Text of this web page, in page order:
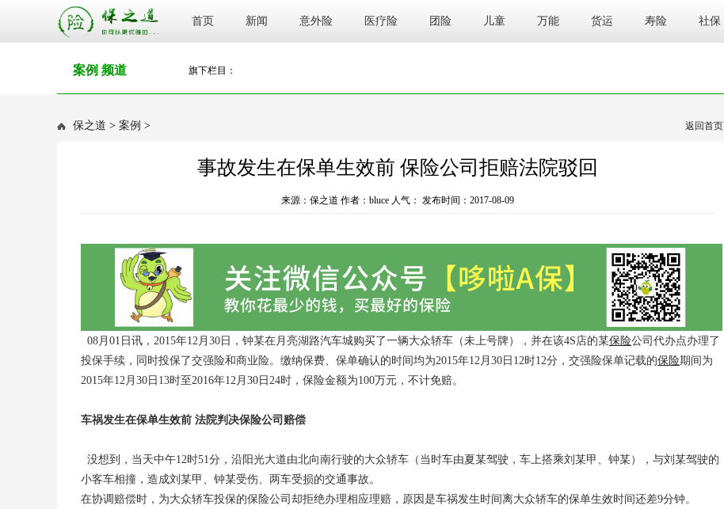
首页 新闻 意外险 医疗险 团险 儿童 万能 货运 寿险 社保
案例 频道 旗下栏目：
保之道 > 案例 > 返回首页
事故发生在保单生效前 保险公司拒赔法院驳回
来源：保之道 作者：bluce 人气： 发布时间：2017-08-09
08月01日讯，2015年12月30日，钟某在月亮湖路汽车城购买了一辆大众轿车（未上号牌），并在该4S店的某保险公司代办点办理了
投保手续，同时投保了交强险和商业险。缴纳保费、保单确认的时间均为2015年12月30日12时12分，交强险保单记载的保险期间为
2015年12月30日13时至2016年12月30日24时，保险金额为100万元，不计免赔。
车祸发生在保单生效前 法院判决保险公司赔偿
没想到，当天中午12时51分，沿阳光大道由北向南行驶的大众轿车（当时车由夏某驾驶，车上搭乘刘某甲、钟某），与刘某驾驶的
小客车相撞，造成刘某甲、钟某受伤、两车受损的交通事故。
在协调赔偿时，为大众轿车投保的保险公司却拒绝办理相应理赔，原因是车祸发生时间离大众轿车的保单生效时间还差9分钟。